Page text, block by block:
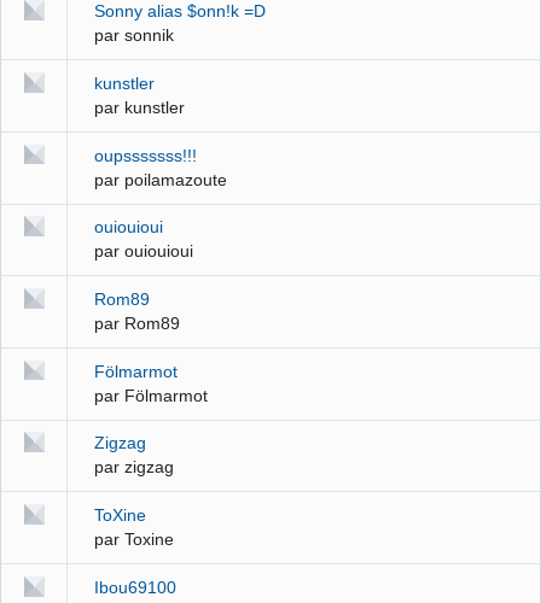
Sonny alias $onn!k =D
par sonnik
kunstler
par kunstler
oupsssssss!!!
par poilamazoute
ouiouioui
par ouiouioui
Rom89
par Rom89
Fölmarmot
par Fölmarmot
Zigzag
par zigzag
ToXine
par Toxine
Ibou69100